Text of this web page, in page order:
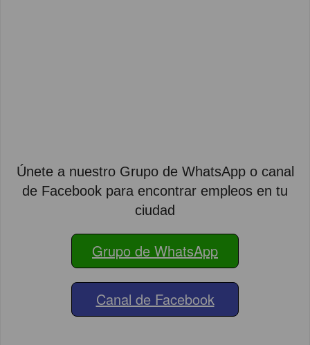
Únete a nuestro Grupo de WhatsApp o canal
de Facebook para encontrar empleos en tu
ciudad
Grupo de WhatsApp
Canal de Facebook